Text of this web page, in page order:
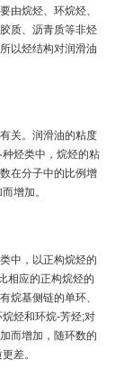
由烷烃、环烷烃、
质、沥青质等非烃
以烃结构对润滑油
关。润滑油的粘度
烃类中，烷烃的粘
在分子中的比例增
增加。
中，以正构烷烃的
相应的正构烷烃的
烷基侧链的单环、
烃和环烷-芳烃;对
而增加，随环数的
差。